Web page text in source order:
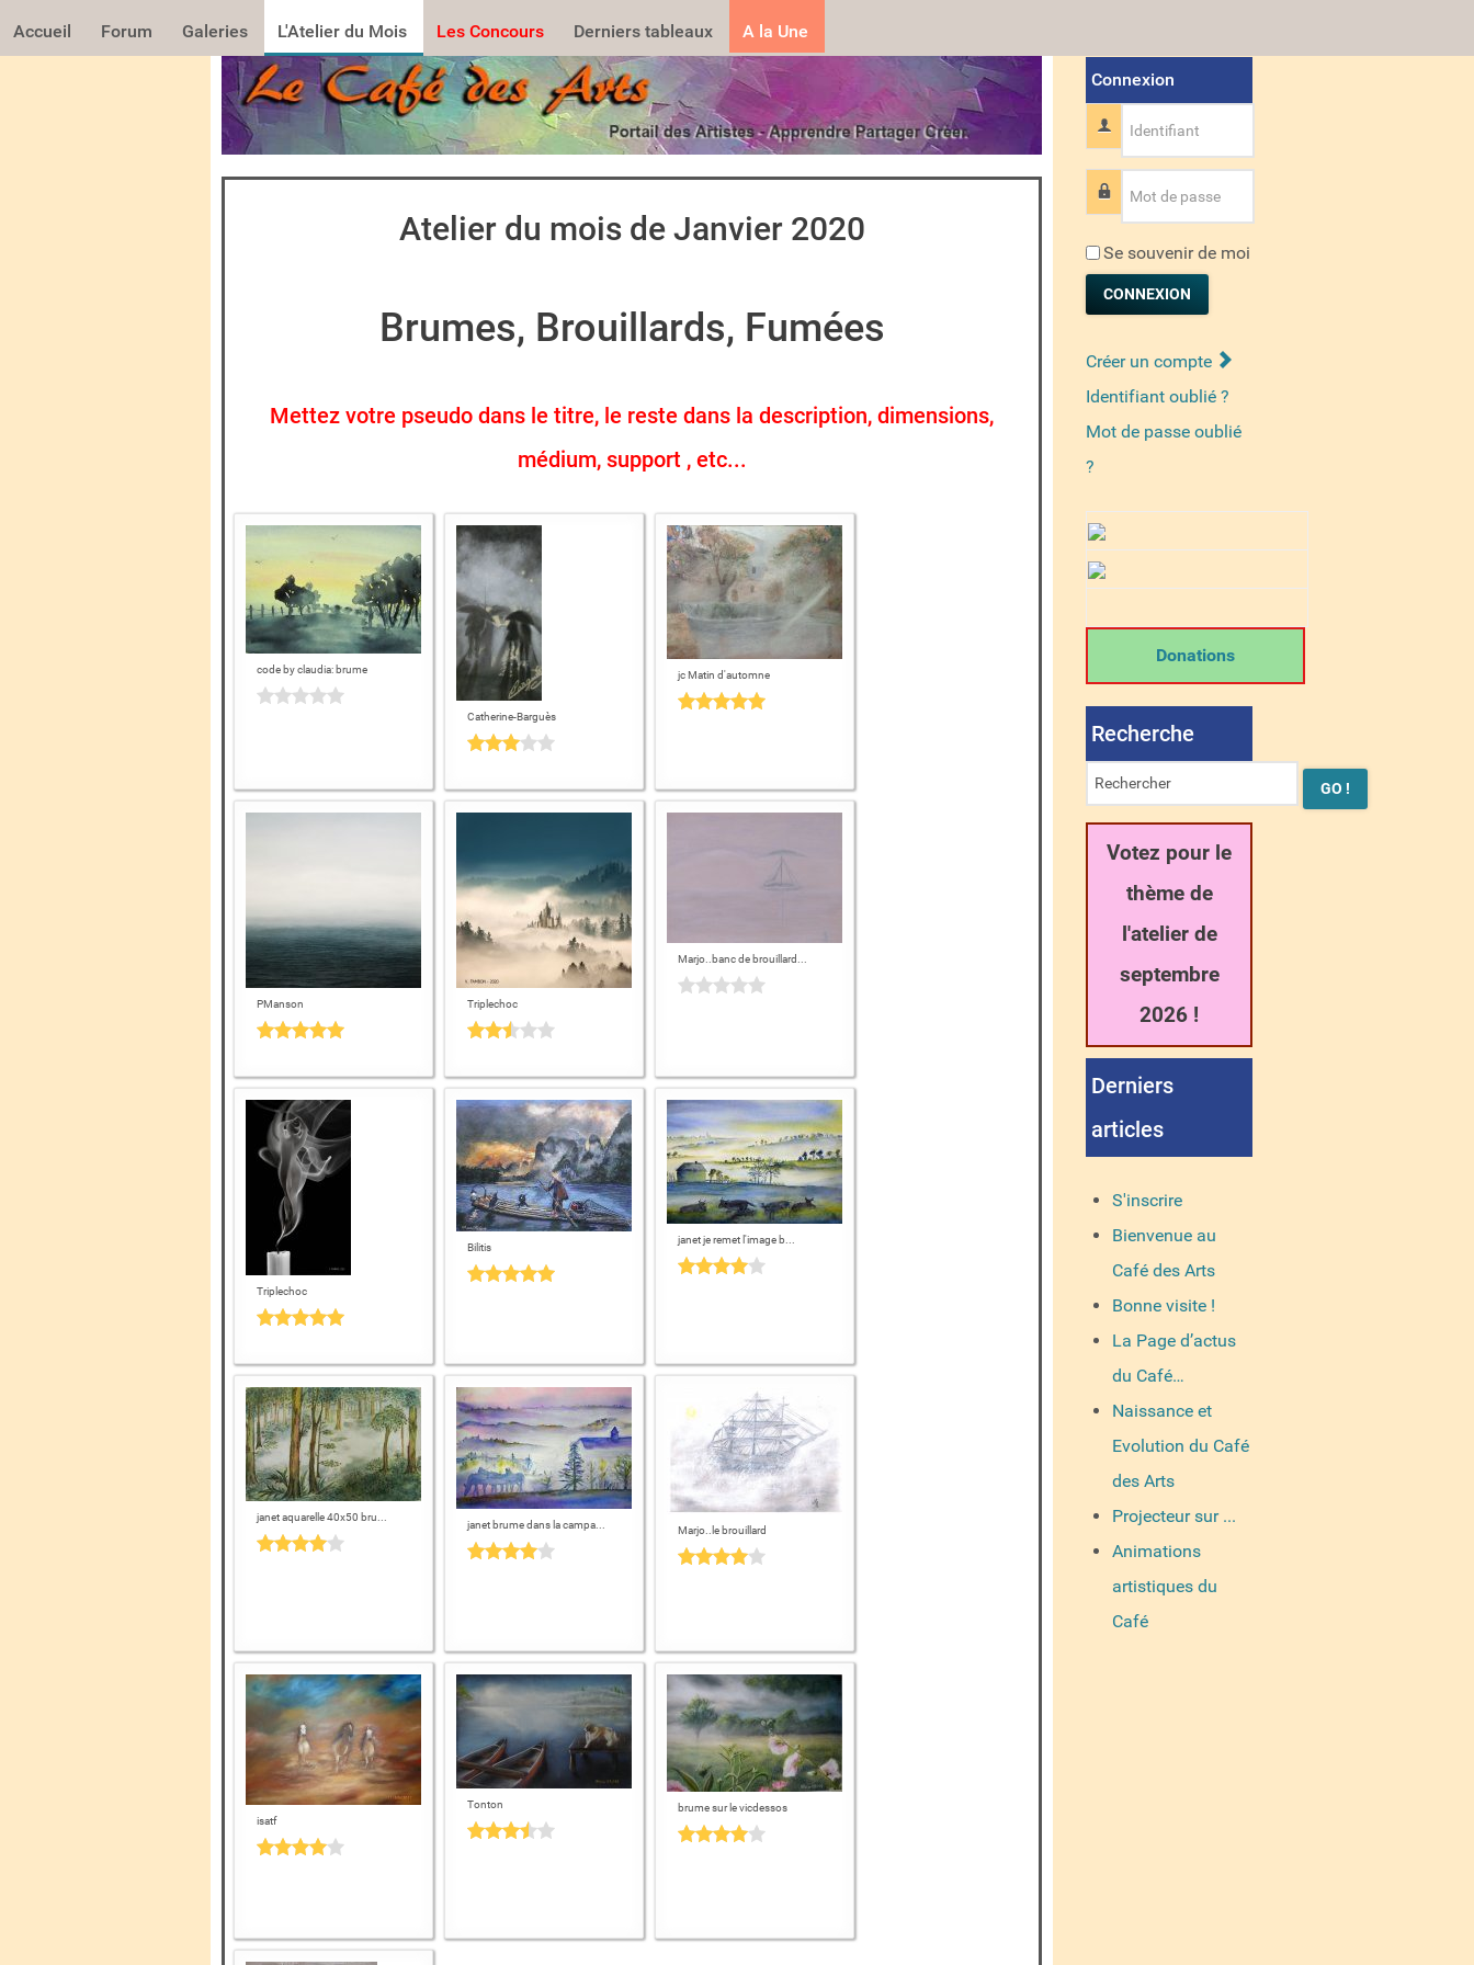
Accueil Forum Galeries L'Atelier du Mois Les Concours Derniers tableaux A la Une
Atelier du mois de Janvier 2020
Brumes, Brouillards, Fumées
Mettez votre pseudo dans le titre, le reste dans la description, dimensions,
médium, support , etc...
code by claudia: brume
Catherine-Barguès
jc Matin d'automne
PManson Triplechoc
Marjo..banc de brouillard...
Triplechoc
Bilitis
janet je remet l'image b...
janet aquarelle 40x50 bru...
janet brume dans la campa... Marjo..le brouillard
isatf
Tonton brume sur le vicdessos
Connexion
Identifiant
Mot de passe
Se souvenir de moi
CONNEXION
Créer un compte
Identifiant oublié ?
Mot de passe oublié
?
Donations
Recherche
Votez pour le
thème de
l'atelier de
septembre
2026 !
Derniers
articles
S'inscrire
Bienvenue au
Café des Arts
Bonne visite !
La Page d’actus
du Café…
Naissance et
Evolution du Café
des Arts
Projecteur sur ...
Animations
artistiques du
Café